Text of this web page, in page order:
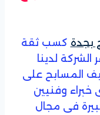
بجدة كسب ثقة
الشركة لدينا
المسابح على
وفنيين
فى مجال